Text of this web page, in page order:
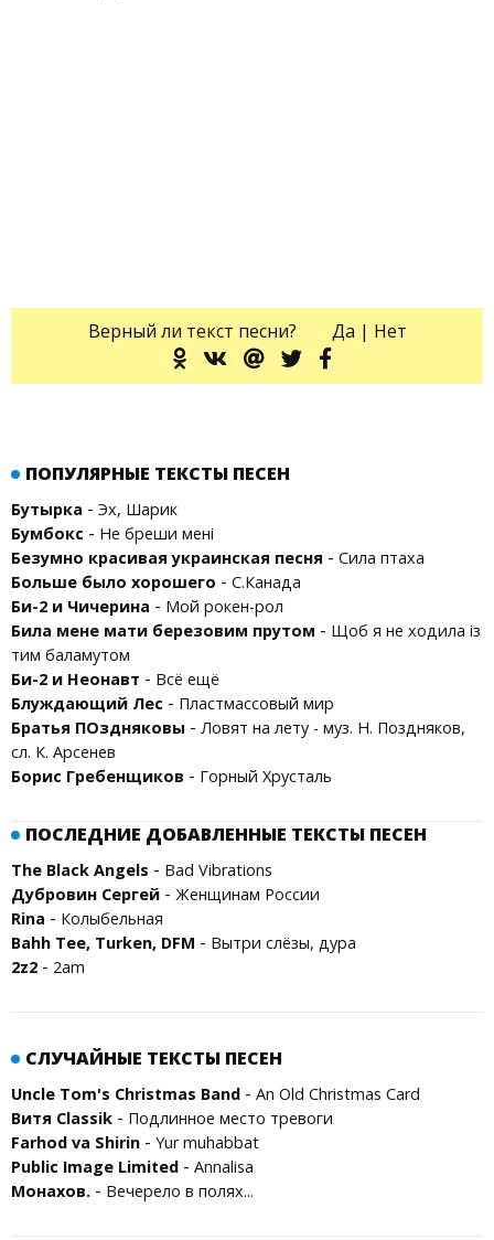
Верный ли текст песни? Да | Нет
ПОПУЛЯРНЫЕ ТЕКСТЫ ПЕСЕН
Бутырка - Эх, Шарик
Бумбокс - Не бреши мені
Безумно красивая украинская песня - Сила птаха
Больше было хорошего - С.Канада
Би-2 и Чичерина - Мой рокен-рол
Била мене мати березовим прутом - Щоб я не ходила iз
тим баламутом
Би-2 и Неонавт - Всё ещё
Блуждающий Лес - Пластмассовый мир
Братья ПОздняковы - Ловят на лету - муз. Н. Поздняков,
сл. К. Арсенев
Борис Гребенщиков - Горный Хрусталь
ПОСЛЕДНИЕ ДОБАВЛЕННЫЕ ТЕКСТЫ ПЕСЕН
The Black Angels - Bad Vibrations
Дубровин Сергей - Женщинам России
Rina - Колыбельная
Bahh Tee, Turken, DFM - Вытри слёзы, дура
2z2 - 2am
СЛУЧАЙНЫЕ ТЕКСТЫ ПЕСЕН
Uncle Tom's Christmas Band - An Old Christmas Card
Витя Classik - Подлинное место тревоги
Farhod va Shirin - Yur muhabbat
Public Image Limited - Annalisa
Монахов. - Вечерело в полях...